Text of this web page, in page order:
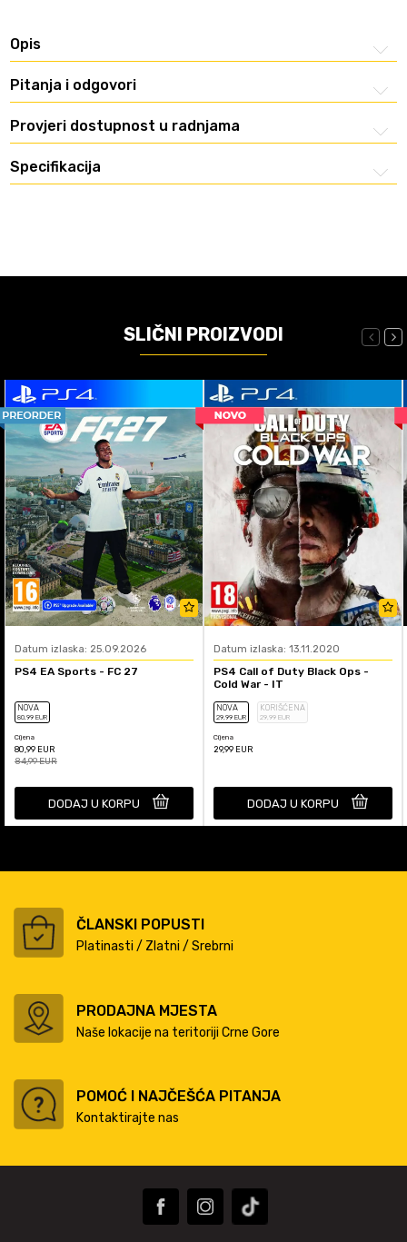
Opis
Pitanja i odgovori
Provjeri dostupnost u radnjama
Specifikacija
SLIČNI PROIZVODI
Datum izlaska: 25.09.2026
PS4 EA Sports - FC 27
NOVA
80,99 EUR
Cijena
80,99 EUR
84,99EUR
DODAJ U KORPU
Datum izlaska: 13.11.2020
PS4 Call of Duty Black Ops -
Cold War - IT
NOVA
29,99 EUR
KORIŠĆENA
29,99 EUR
Cijena
29,99 EUR
DODAJ U KORPU
ČLANSKI POPUSTI
Platinasti / Zlatni / Srebrni
PRODAJNA MJESTA
Naše lokacije na teritoriji Crne Gore
POMOĆ I NAJČEŠĆA PITANJA
Kontaktirajte nas